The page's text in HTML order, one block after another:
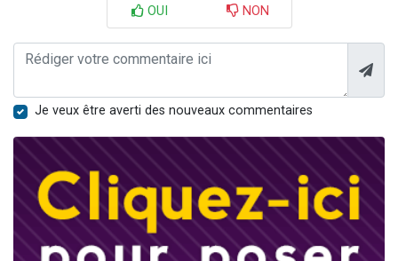
OUI NON
Je veux être averti des nouveaux commentaires